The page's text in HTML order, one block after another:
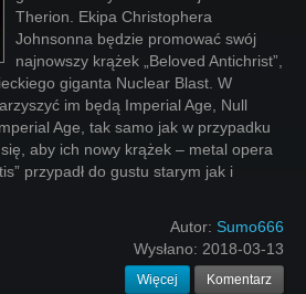
Therion. Ekipa Christophera
Johnsonna będzie promować swój
najnowszy krążek „Beloved Antichrist”,
giganta Nuclear Blast. W
im będą Imperial Age, Null
Age, tak samo jak w przypadku
aby ich nowy krążek – metal opera
przypadł do gustu starym jak i
Autor: Sumo666
Wysłano: 2018-03-13
Więcej Komentarz